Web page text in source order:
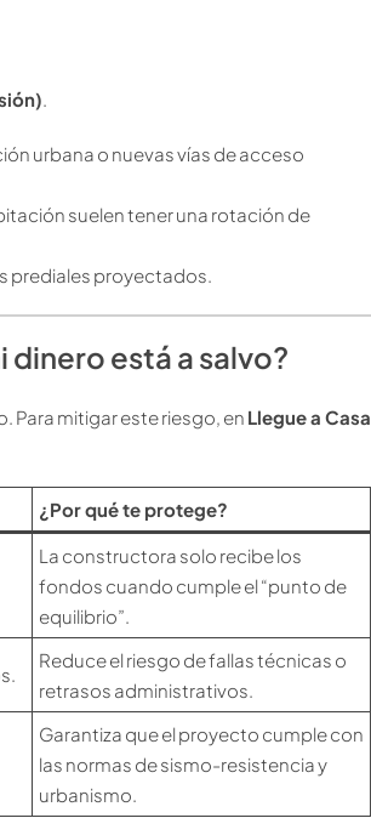
urbana o nuevas vías de acceso
suelen tener una rotación de
prediales proyectados.
dinero está a salvo?
Para mitigar este riesgo, en Llegue a Casa
¿Por qué te protege?
La constructora solo recibe los
fondos cuando cumple el “punto de
equilibrio”.
Reduce el riesgo de fallas técnicas o
retrasos administrativos.
Garantiza que el proyecto cumple con
las normas de sismo-resistencia y
urbanismo.